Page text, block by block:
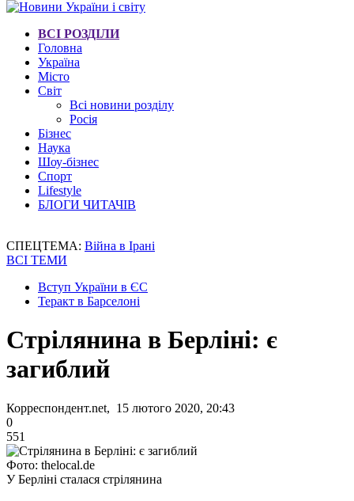
ВСІ РОЗДІЛИ
Головна
Україна
Місто
Світ
Всі новини розділу
Росія
Бізнес
Наука
Шоу-бізнес
Спорт
Lifestyle
БЛОГИ ЧИТАЧІВ
СПЕЦТЕМА: Війна в Ірані
ВСІ ТЕМИ
Вступ України в ЄС
Теракт в Барселоні
Стрілянина в Берліні: є
загиблий
Корреспондент.net, 15 лютого 2020, 20:43
0
551
Фото: thelocal.de
У Берліні сталася стрілянина